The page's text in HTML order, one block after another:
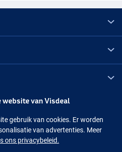
Instagram
website van Visdeal
gebruik van cookies. Er worden
van advertenties. Meer
ons privacybeleid.